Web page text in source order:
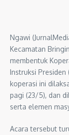
Ngawi
Kecamatan
membentuk
Instruksi
koperasi ini
pagi (23/5), dan
serta elemen
Acara tersebut